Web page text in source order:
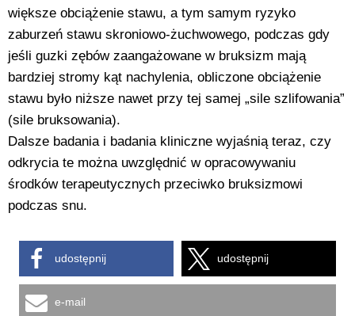
większe obciążenie stawu, a tym samym ryzyko
zaburzeń stawu skroniowo-żuchwowego, podczas gdy
jeśli guzki zębów zaangażowane w bruksizm mają
bardziej stromy kąt nachylenia, obliczone obciążenie
stawu było niższe nawet przy tej samej „sile szlifowania”
(sile bruksowania).
Dalsze badania i badania kliniczne wyjaśnią teraz, czy
odkrycia te można uwzględnić w opracowywaniu
środków terapeutycznych przeciwko bruksizmowi
podczas snu.
udostępnij udostępnij
e-mail